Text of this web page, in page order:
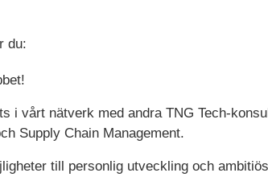
du:
i vårt nätverk med andra TNG Tech-
Supply Chain Management.
till personlig utveckling och